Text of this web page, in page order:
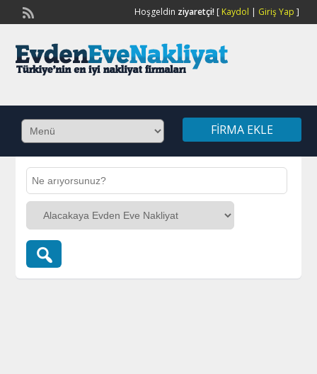
Hoşgeldin ziyaretçi![ Kaydol | Giriş Yap ]
FIRMA EKLE